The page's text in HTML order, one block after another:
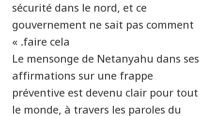
sécurité dans le nord, et ce
gouvernement ne sait pas comment
faire cela. »
Le mensonge de Netanyahu dans ses
affirmations sur une frappe
préventive est devenu clair pour tout
le monde, à travers les paroles du